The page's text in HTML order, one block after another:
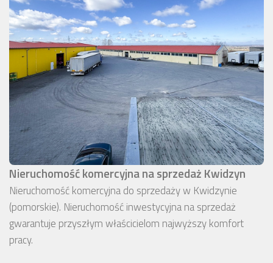
Nieruchomość komercyjna na sprzedaż Kwidzyn
Nieruchomość komercyjna do sprzedaży w Kwidzynie
(pomorskie). Nieruchomość inwestycyjna na sprzedaż
gwarantuje przyszłym właścicielom najwyższy komfort
pracy.